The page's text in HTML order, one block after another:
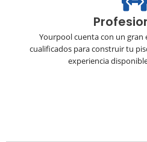
Yourpool cuenta con un gran
cualificados para construir tu
experiencia